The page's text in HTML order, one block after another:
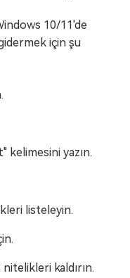
10/11'de
için şu
kelimesini yazın.
listeleyin.
kaldırın.